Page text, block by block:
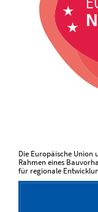
Die Europäische Union
Rahmen eines
für regionale